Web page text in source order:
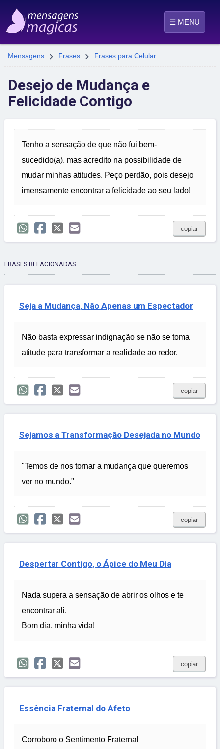
☰ MENU
Mensagens  Frases  Frases para Celular
Desejo de Mudança e
Felicidade Contigo
Tenho a sensação de que não fui bem-
sucedido(a), mas acredito na possibilidade de
mudar minhas atitudes. Peço perdão, pois desejo
imensamente encontrar a felicidade ao seu lado!
copiar
FRASES RELACIONADAS
Seja a Mudança, Não Apenas um Espectador
Não basta expressar indignação se não se toma
atitude para transformar a realidade ao redor.
copiar
Sejamos a Transformação Desejada no Mundo
"Temos de nos tornar a mudança que queremos
ver no mundo."
copiar
Despertar Contigo, o Ápice do Meu Dia
Nada supera a sensação de abrir os olhos e te
encontrar ali.
Bom dia, minha vida!
copiar
Essência Fraternal do Afeto
Corroboro o Sentimento Fraternal